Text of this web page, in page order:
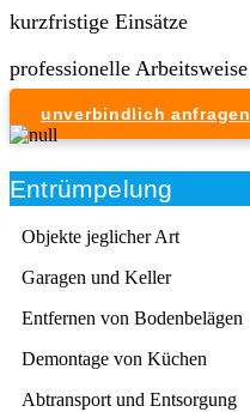
kurzfristige Einsätze
professionelle Arbeitsweise
unverbindlich anfragen
Entrümpelung
Objekte jeglicher Art
Garagen und Keller
Entfernen von Bodenbelägen
Demontage von Küchen
Abtransport und Entsorgung